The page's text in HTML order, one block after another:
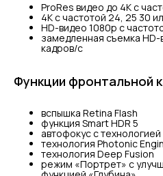
ProRes видео до 4K с
4K с частотой 24, 25 30
HD-видео 1080p с
замедленная съемка HD-
кадров/с
Функции фронтальной
вспышка Retina Flash
функция Smart HDR 5
автофокус с
технология Photonic
технология Deep Fusion
режим «Портрет» с